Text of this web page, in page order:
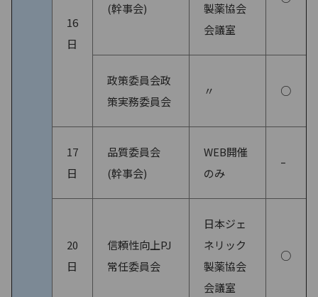
16
日
(幹事会)
製薬協会
会議室
政策委員会政
策実務委員会
〃 ○
17
日
品質委員会
(幹事会)
WEB開催
のみ
ｰ
20
日
信頼性向上PJ
常任委員会
日本ジェ
ネリック
製薬協会
会議室
○